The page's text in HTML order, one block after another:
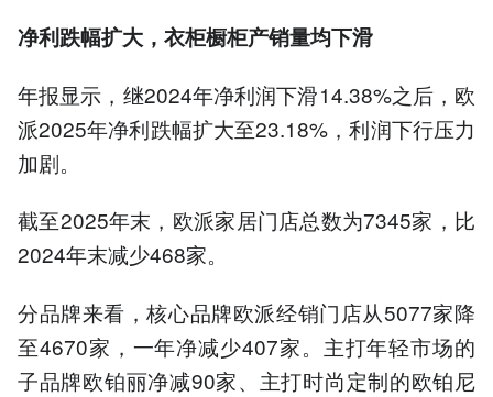
净利跌幅扩大，衣柜橱柜产销量均下滑
年报显示，继2024年净利润下滑14.38%之后，欧
派2025年净利跌幅扩大至23.18%，利润下行压力
加剧。
截至2025年末，欧派家居门店总数为7345家，比
2024年末减少468家。
分品牌来看，核心品牌欧派经销门店从5077家降
至4670家，一年净减少407家。主打年轻市场的
子品牌欧铂丽净减90家、主打时尚定制的欧铂尼